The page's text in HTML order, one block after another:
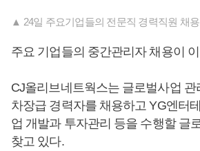
▲ 24일 주요기업들의 전문직 경력직원 채
주요 기업들의 중간관리자 채용이
CJ올리브네트웍스는 글로벌사업
차장급 경력자를 채용하고 YG엔터
업 개발과 투자관리 등을 수행할 글
찾고 있다.